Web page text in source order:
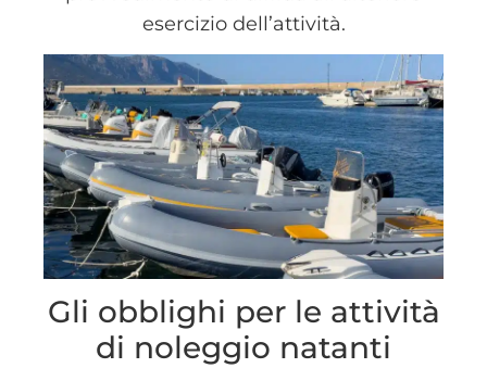
esercizio dell’attività.
Gli obblighi per le attività
di noleggio natanti